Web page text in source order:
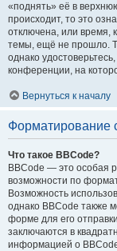
«поднять» её в
происходит, то это
отключена, или время,
темы, ещё не прошло.
однако
конференции, на
Вернуться к началу
Форматирование
Что такое BBCode?
BBCode — это особая
возможности по
Возможность
однако BBCode также
форме для его
заключаются в
информацией о